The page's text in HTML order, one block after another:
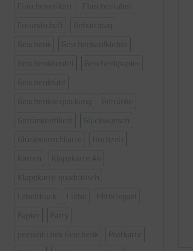
Flaschenetikett
Flaschenlabel
Freundschaft
Geburtstag
Geschenk
Geschenkaufkleber
Geschenkbeutel
Geschenkpapier
Geschenktüte
Geschenkverpackung
Getränke
Getränkeetikett
Glückwunsch
Glückwunschkarte
Hochzeit
Karten
Klappkarte A6
Klappkarte quadratisch
Labeldruck
Liebe
Mitbringsel
Papier
Party
persönliches Geschenk
Postkarte